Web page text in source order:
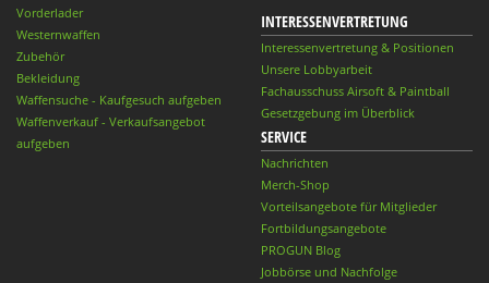
Vorderlader
Westernwaffen
Zubehör
Bekleidung
Waffensuche - Kaufgesuch aufgeben
Waffenverkauf - Verkaufsangebot
aufgeben
INTERESSENVERTRETUNG
Interessenvertretung & Positionen
Unsere Lobbyarbeit
Fachausschuss Airsoft & Paintball
Gesetzgebung im Überblick
SERVICE
Nachrichten
Merch-Shop
Vorteilsangebote für Mitglieder
Fortbildungsangebote
PROGUN Blog
Jobbörse und Nachfolge